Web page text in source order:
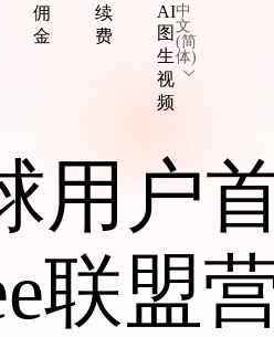
佣
金
续
费
AI
图
生
视
频
中
文
(简
体)
用户
联盟